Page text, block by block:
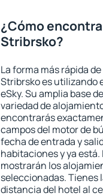
¿Cómo
Stribrsko?
La forma más rápida
Stribrsko es utilizando
eSky. Su amplia base
variedad de
encontrarás
campos del motor de
fecha de entrada y
habitaciones y ya
mostrarán los
seleccionadas. Tienes
distancia del hotel al